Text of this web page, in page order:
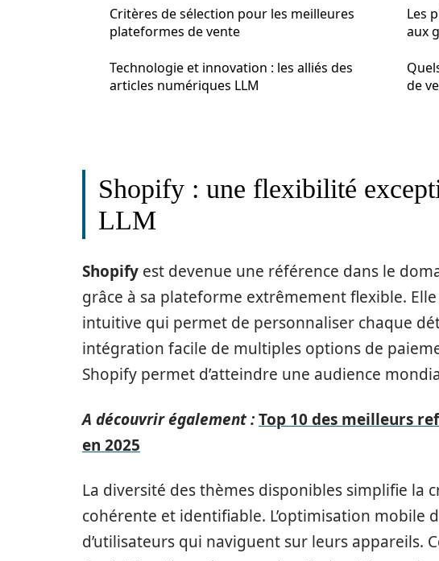
Critères de sélection pour les meilleures
plateformes de vente
Technologie et innovation : les alliés des
articles numériques LLM
Les
aux
de
Shopify : une flexibilité
LLM
Shopify est devenue une référence dans le
grâce à sa plateforme extrêmement flexible.
intuitive qui permet de personnaliser chaque
intégration facile de multiples options de
Shopify permet d’atteindre une audience
A découvrir également :Top 10 des meilleurs
en 2025
La diversité des thèmes disponibles simplifie la
cohérente et identifiable. L’optimisation mobile
d’utilisateurs qui naviguent sur leurs appareils.